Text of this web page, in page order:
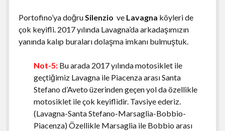
Portofino’ya doğruSilenzio ve Lavagna köyleri de
çok keyifli. 2017 yılında Lavagna’da arkadaşımızın
yanında kalıp buraları dolaşma imkanı bulmuştuk.
Not-5:Bu arada 2017 yılında motosiklet ile
geçtiğimiz Lavagna ile Piacenza arası Santa
Stefano d’Aveto üzerinden geçen yol da özellikle
motosiklet ile çok keyiflidir. Tavsiye ederiz.
(Lavagna-Santa Stefano-Marsaglia-Bobbio-
Piacenza) Özellikle Marsaglia ile Bobbio arası